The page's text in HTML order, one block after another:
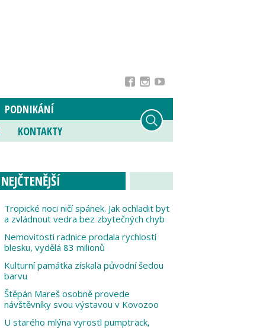
PODNIKÁNÍ
KONTAKTY
NEJČTENĚJŠÍ
Tropické noci ničí spánek. Jak ochladit byt
a zvládnout vedra bez zbytečných chyb
Nemovitosti radnice prodala rychlostí
blesku, vydělá 83 milionů
Kulturní památka získala původní šedou
barvu
Štěpán Mareš osobně provede
návštěvníky svou výstavou v Kovozoo
U starého mlýna vyrostl pumptrack,